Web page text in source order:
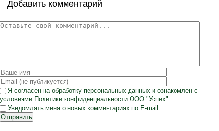
Добавить комментарий
Я согласен на обработку персональных данных и ознакомлен с
условиями Политики конфиденциальности ООО "Успех"
Уведомлять меня о новых комментариях по E-mail
Отправить